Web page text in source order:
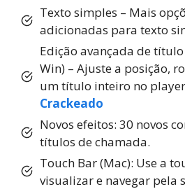
Texto simples – Mais
adicionadas para texto
Edição avançada de
Win) – Ajuste a posição,
um título inteiro no
Crackeado
Novos efeitos: 30 novos
títulos de chamada.
Touch Bar (Mac): Use a
visualizar e navegar pela